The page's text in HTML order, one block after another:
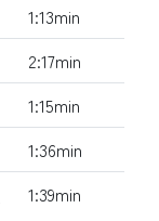
1:13min
2:17min
1:15min
1:36min
1:39min